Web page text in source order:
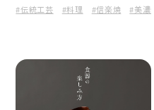
願いを形にして贈りません
#伝統工芸 #料理 #信楽焼 #美濃焼